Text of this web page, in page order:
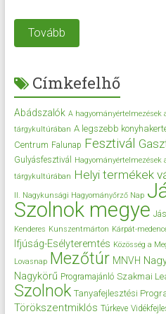
Tovább
Címkefelhő
Abádszalók A
tárgykultúrában A legszebb
Centrum Falunap Fesztivál
Gulyásfesztivál
tárgykultúrában Helyi termékek
II. Nagykunsági Hagyományőrző Nap
Szolnok megye
Kenderes Kunszentmárton Kárpát-
Ifjúság-Esélyteremtés Közösség a
Lovasnap Mezőtúr MNVH
Nagykörű Programajánló Szakmai
Szolnok Tanyafejlesztési
Törökszentmiklós Túrkeve